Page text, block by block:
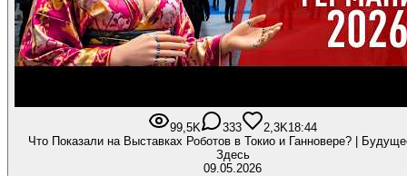
99,5K 333 2,3K18:44
Что Показали на Выставках Роботов в Токио и Ганновере? |
Здесь
09.05.2026